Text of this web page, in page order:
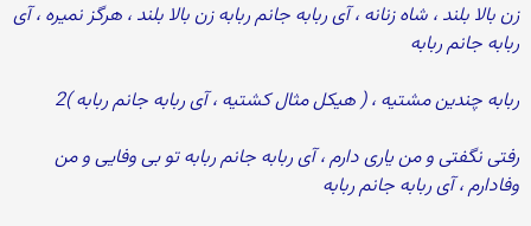
زن بالا بلند ، شاه زنانه ، آی ربابه جانم ربابه زن بالا بلند ، هرگز نمیره ، آی
ربابه جانم ربابه
ربابه چندین مشتیه ، ( هیکل مثال کشتیه ، آی ربابه جانم ربابه )2
رفتی نگفتی و من یاری دارم ، آی ربابه جانم ربابه تو بی وفایی و من
وفادارم ، آی ربابه جانم ربابه